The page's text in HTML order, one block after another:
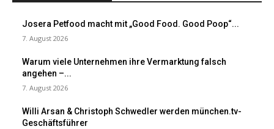
Josera Petfood macht mit „Good Food. Good Poop“...
7. August 2026
Warum viele Unternehmen ihre Vermarktung falsch
angehen –...
7. August 2026
Willi Arsan & Christoph Schwedler werden münchen.tv-
Geschäftsführer